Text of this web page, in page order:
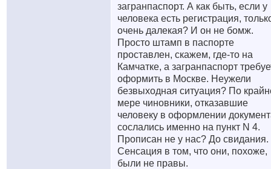
загранпаспорт. А как быть, если у
человека есть регистрация,
очень далекая? И он не бомж.
Просто штамп в паспорте
проставлен, скажем, где-то на
Камчатке, а загранпаспорт
оформить в Москве. Неужели
безвыходная ситуация? По
мере чиновники, отказавшие
человеку в оформлении
сослались именно на пункт N 4.
Прописан не у нас? До свидания.
Сенсация в том, что они, похоже,
были не правы.